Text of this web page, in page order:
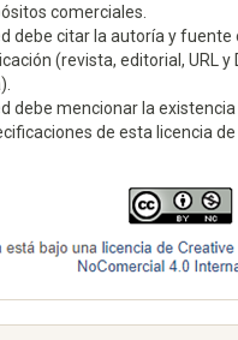
comerciales.
debe citar la autoría y fuente
(revista, editorial, URL y
debe mencionar la existencia
de esta licencia de